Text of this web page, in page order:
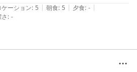
ケーション: 5 | 朝食: 5 | 夕食: - |
: -